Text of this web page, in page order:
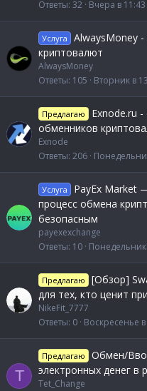
Ответы 32 Вчера в 11:43
Услуга
AlwaysMoney
криптовалют
AlwaysMoney
Ответы 105 Вторник в
Предлагаю
Exnode.ru
обменников
Exnode
Ответы 206
Услуга
PayEx Market
процесс обмена
безопасным
payexexchange
Ответы 10 Понедельник
Предлагаю
[Обзор]
для тех, кто ценит
NikeFit_7777
Ответы 0 Воскресенье
T
Предлагаю
Обмен/
электронных денег в
Tet_Change